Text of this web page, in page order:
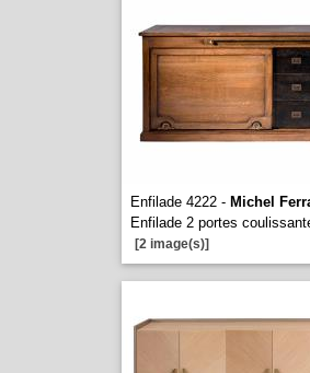
Enfilade 4222 - Michel
Enfilade 2 portes
[2 image(s)]